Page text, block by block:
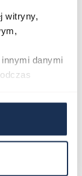
witryny,
danymi